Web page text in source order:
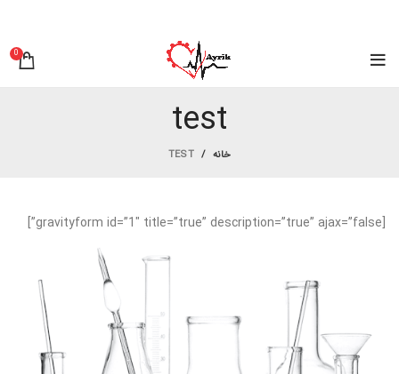
0
test
خانه TEST
[gravityform id=”1″ title=”true” description=”true” ajax=”false”]